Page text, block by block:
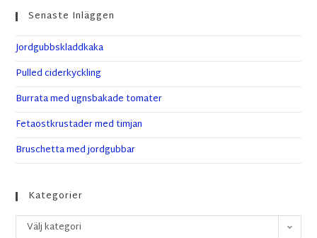
Senaste Inläggen
Jordgubbskladdkaka
Pulled ciderkyckling
Burrata med ugnsbakade tomater
Fetaostkrustader med timjan
Bruschetta med jordgubbar
Kategorier
Välj kategori